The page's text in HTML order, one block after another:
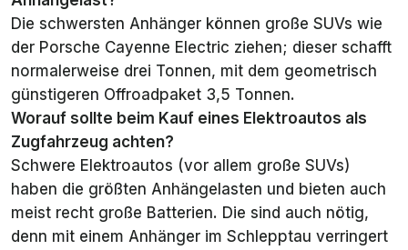
GLC EQ
2026
Mercedes
750 kg (RWD) bzw. 1.700 kg (AWD)
Mercedes
EQE SUV
2026
750 kg (RWD) bzw. 1.800 kg (AWD)
EQS 2026
1.600 kg (RWD) bzw. 1.700 kg (AWD)
Die schwersten Anhänger können große SUVs wie
der Porsche Cayenne Electric ziehen; dieser schafft
normalerweise drei Tonnen, mit dem geometrisch
günstigeren Offroadpaket 3,5 Tonnen.
Worauf sollte beim Kauf eines Elektroautos als
Zugfahrzeug achten?
Schwere Elektroautos (vor allem große SUVs)
haben die größten Anhängelasten und bieten auch
meist recht große Batterien. Die sind auch nötig,
denn mit einem Anhänger im Schlepptau verringert